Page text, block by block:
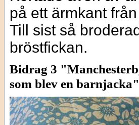
på ett ärmkant
Till sist så
bröstfickan.
Bidrag 3
som blev en barnjacka"